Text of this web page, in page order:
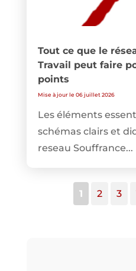
Tout ce que le
Travail peut faire
points
Mise à jour le 06 juillet 2026
Les éléments
schémas clairs et
reseau Souffrance...
1 2 3